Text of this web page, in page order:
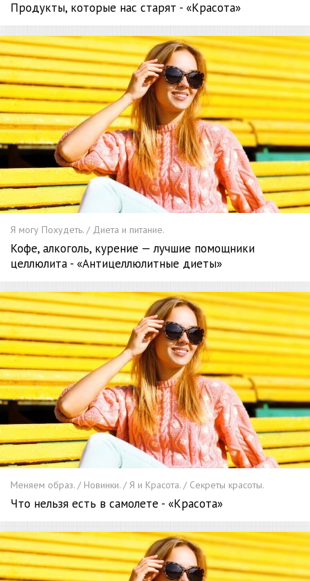
Продукты, которые нас старят - «Красота»
Я могу Похудеть. / Диета и питание.
Кофе, алкоголь, курение — лучшие помощники
целлюлита - «Антицеллюлитные диеты»
Меняем образ. / Новинки. / Я и Красота. / Секреты красоты.
Что нельзя есть в самолете - «Красота»